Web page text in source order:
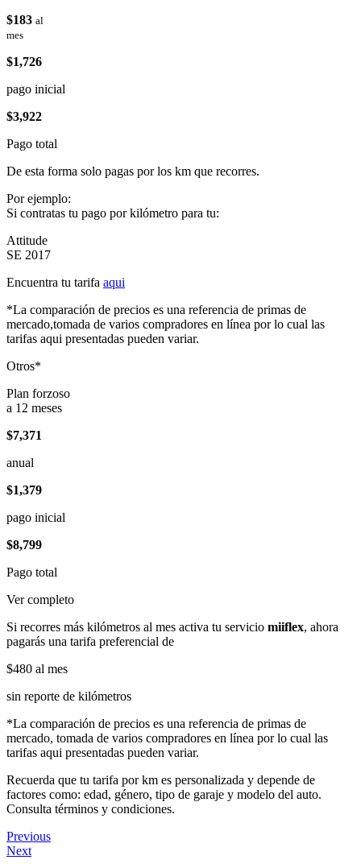
$183 al
mes
$1,726
pago inicial
$3,922
Pago total
De esta forma solo pagas por los km que recorres.
Por ejemplo:
Si contratas tu pago por kilómetro para tu:
Attitude
SE 2017
Encuentra tu tarifa aqui
*La comparación de precios es una referencia de primas de
mercado,tomada de varios compradores en línea por lo cual las
tarifas aqui presentadas pueden variar.
Otros*
Plan forzoso
a 12 meses
$7,371
anual
$1,379
pago inicial
$8,799
Pago total
Ver completo
Si recorres más kilómetros al mes activa tu servicio miiflex, ahora
pagarás una tarifa preferencial de
$480 al mes
sin reporte de kilómetros
*La comparación de precios es una referencia de primas de
mercado, tomada de varios compradores en línea por lo cual las
tarifas aqui presentadas pueden variar.
Recuerda que tu tarifa por km es personalizada y depende de
factores como: edad, género, tipo de garaje y modelo del auto.
Consulta términos y condiciones.
Previous
Next